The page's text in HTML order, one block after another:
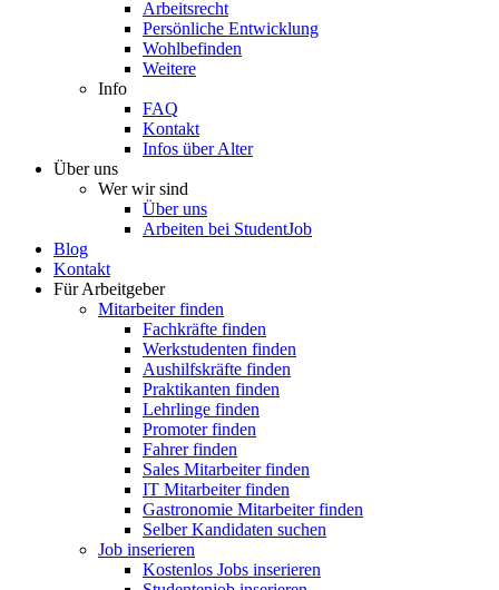
Arbeitsrecht
Persönliche Entwicklung
Wohlbefinden
Weitere
Info
FAQ
Kontakt
Infos über Alter
Über uns
Wer wir sind
Über uns
Arbeiten bei StudentJob
Blog
Kontakt
Für Arbeitgeber
Mitarbeiter finden
Fachkräfte finden
Werkstudenten finden
Aushilfskräfte finden
Praktikanten finden
Lehrlinge finden
Promoter finden
Fahrer finden
Sales Mitarbeiter finden
IT Mitarbeiter finden
Gastronomie Mitarbeiter finden
Selber Kandidaten suchen
Job inserieren
Kostenlos Jobs inserieren